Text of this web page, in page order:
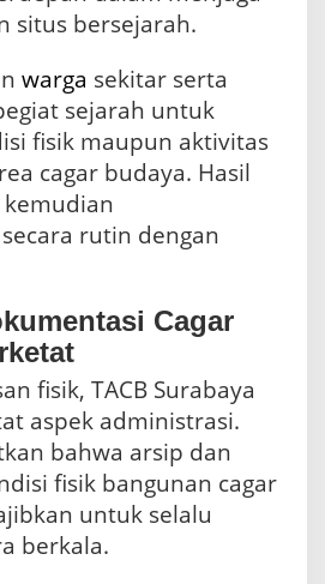
situs bersejarah.
warga sekitar serta
sejarah untuk
fisik maupun aktivitas
cagar budaya. Hasil
rutin dengan
Cagar
fisik, TACB Surabaya
aspek administrasi.
bahwa arsip dan
fisik bangunan cagar
untuk selalu
berkala.